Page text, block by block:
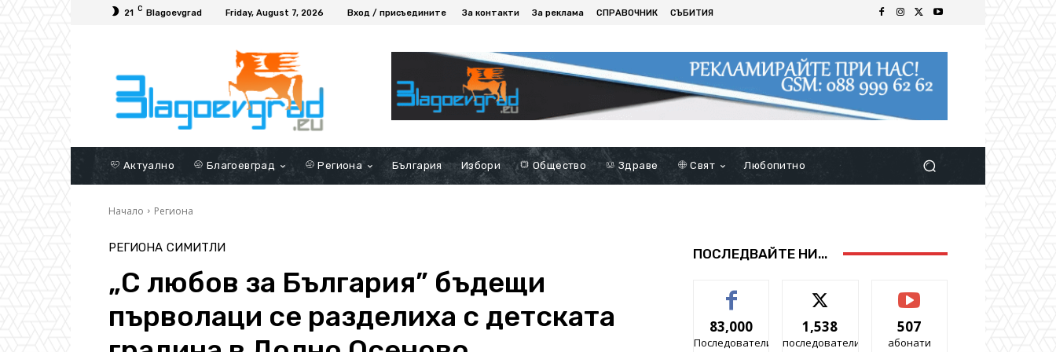
21 C Blagoevgrad Friday, August 7, 2026 Вход / присъедините За контакти За реклама СПРАВОЧНИК СЪБИТИЯ
Актуално Благоевград Региона България Избори Общество Здраве Свят Любопитно
Начало Региона
РЕГИОНА СИМИТЛИ
„С любов за България” бъдещи
първолаци се разделиха с детската
ПОСЛЕДВАЙТЕ НИ...
83,000
Последователи
1,538
последователи
507
абонати